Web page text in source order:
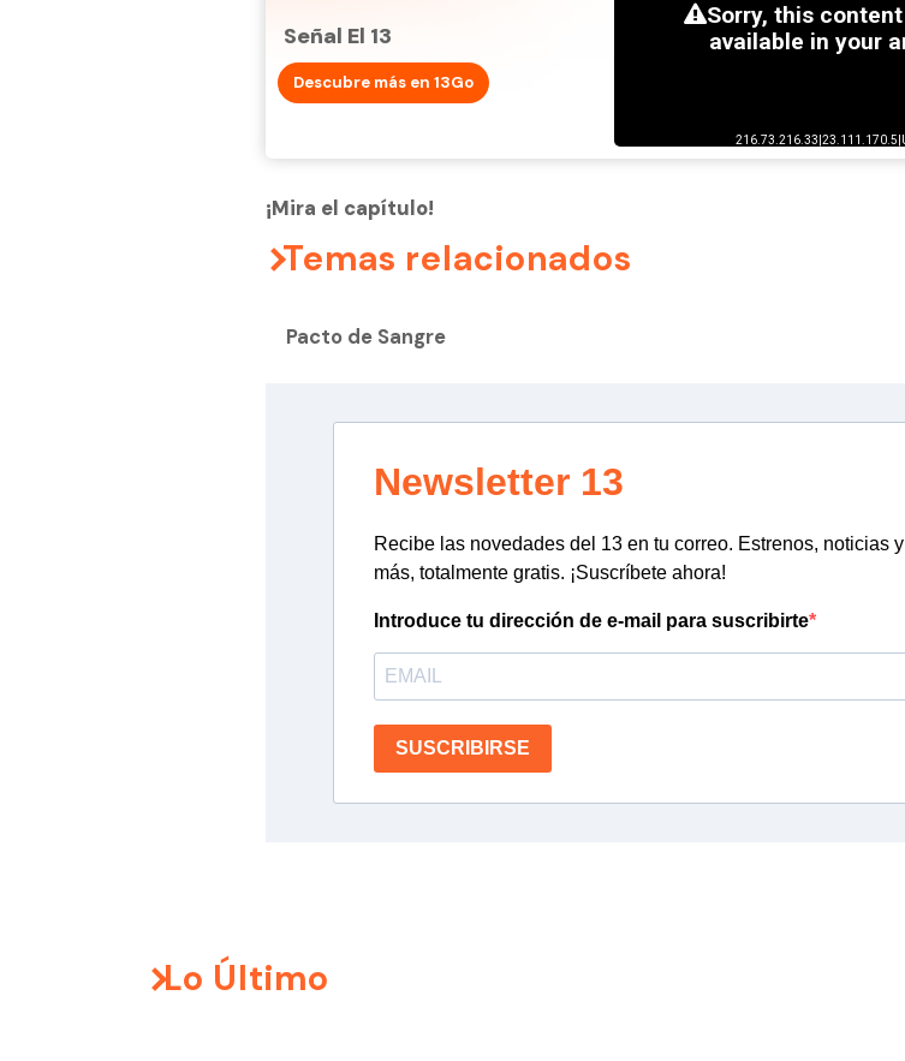
Señal El 13
Descubre más en 13Go
¡Mira el capítulo!
Temas relacionados
Pacto de Sangre
Newsletter 13
Recibe las novedades del 13 en tu correo. Estrenos, noticias y
más, totalmente gratis. ¡Suscríbete ahora!
Introduce tu dirección de e-mail para suscribirte
SUSCRIBIRSE
Lo Último